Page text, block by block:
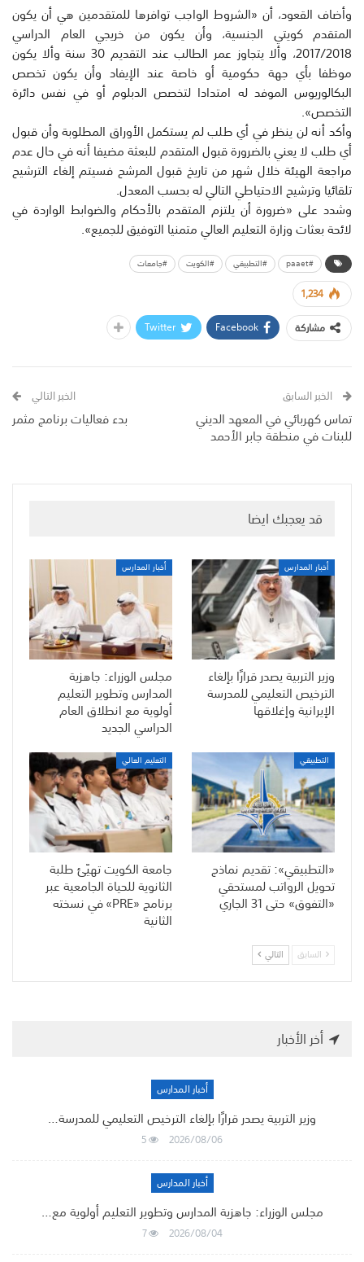
وأضاف القعود، أن «الشروط الواجب توافرها للمتقدمين هي أن يكون
المتقدم كويتي الجنسية، وأن يكون من خريجي العام الدراسي
2017/2018، وألا يتجاوز عمر الطالب عند التقديم 30 سنة وألا يكون
موظفا بأي جهة حكومية أو خاصة عند الإيفاد وأن يكون تخصص
البكالوريوس الموفد له امتدادا لتخصص الدبلوم أو في نفس دائرة
التخصص».
وأكد أنه لن ينظر في أي طلب لم يستكمل الأوراق المطلوبة وأن قبول
أي طلب لا يعني بالضرورة قبول المتقدم للبعثة مضيفا أنه في حال عدم
مراجعة الهيئة خلال شهر من تاريخ قبول المرشح فسيتم إلغاء الترشيح
تلقائيا وترشيح الاحتياطي التالي له بحسب المعدل.
وشدد على «ضرورة أن يلتزم المتقدم بالأحكام والضوابط الواردة في
لائحة بعثات وزارة التعليم العالي متمنيا التوفيق للجميع».
#paaet #التطبيقي #الكويت #جامعات
1,234
مشاركة
Facebook
Twitter
الخبر السابق
تماس كهربائي في المعهد الديني
للبنات في منطقة جابر الأحمد
الخبر التالي
بدء فعاليات برنامج مثمر
قد يعجبك ايضا
أخبار المدارس
وزير التربية يصدر قرارًا بإلغاء
الترخيص التعليمي للمدرسة
الإيرانية وإغلاقها
أخبار المدارس
مجلس الوزراء: جاهزية
المدارس وتطوير التعليم
أولوية مع انطلاق العام
الدراسي الجديد
التطبيقي
«التطبيقي»: تقديم نماذج
تحويل الرواتب لمستحقي
«التفوق» حتى 31 الجاري
التعليم العالي
جامعة الكويت تهيّئ طلبة
الثانوية للحياة الجامعية عبر
برنامج «PRE» في نسخته
الثانية
السابق التالي
أخر الأخبار
أخبار المدارس
وزير التربية يصدر قرارًا بإلغاء الترخيص التعليمي للمدرسة…
2026/08/06
5
أخبار المدارس
مجلس الوزراء: جاهزية المدارس وتطوير التعليم أولوية مع…
2026/08/04
7